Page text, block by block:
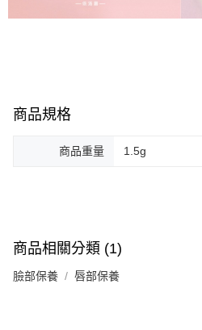
商品規格
商品重量 1.5g
商品相關分類 (1)
臉部保養 唇部保養